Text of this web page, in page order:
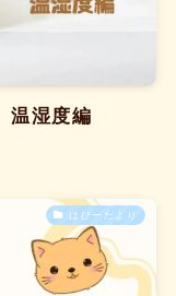
温湿度編
はぴーだより